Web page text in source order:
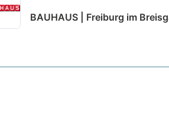
BAUHAUS | Freiburg im